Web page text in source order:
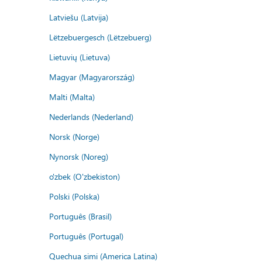
Latviešu (Latvija)
Lëtzebuergesch (Lëtzebuerg)
Lietuvių (Lietuva)
Magyar (Magyarország)
Malti (Malta)
Nederlands (Nederland)
Norsk (Norge)
Nynorsk (Noreg)
o'zbek (O'zbekiston)
Polski (Polska)
Português (Brasil)
Português (Portugal)
Quechua simi (America Latina)